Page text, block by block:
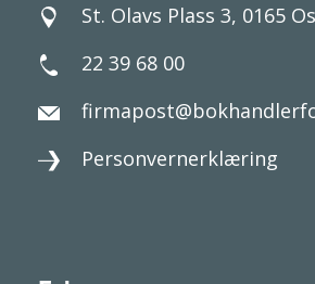
St. Olavs Plass 3, 0165
22 39 68 00
Personvernerklæring